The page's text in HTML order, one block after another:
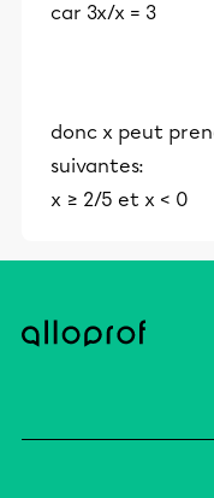
car 3x/x = 3
donc x peut
suivantes:
x ≥ 2/5 et x < 0